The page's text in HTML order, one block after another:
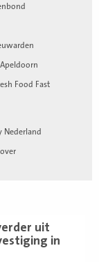
Food Fast
Nederland
uit
in